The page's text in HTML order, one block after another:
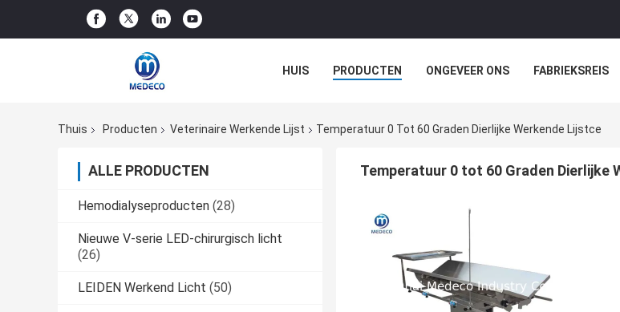
HUIS PRODUCTEN ONGEVEER ONS FABRIEKSREIS
Thuis Producten Veterinaire Werkende Lijst Temperatuur 0 Tot 60 Graden Dierlijke Werkende Lijstce
ALLE PRODUCTEN
Hemodialyseproducten (28)
Nieuwe V-serie LED-chirurgisch licht
(26)
LEIDEN Werkend Licht (50)
Temperatuur 0 tot 60 Graden Dierlijke